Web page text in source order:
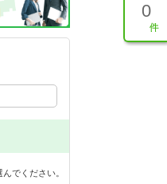
0
でください。